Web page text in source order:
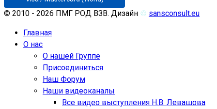
© 2010 - 2026 ПМГ РОД ВЗВ. Дизайн ♲ sansconsult.eu
Главная
О нас
О нашей Группе
Присоединиться
Наш Форум
Наши видеоканалы
Все видео выступления Н.В. Левашова